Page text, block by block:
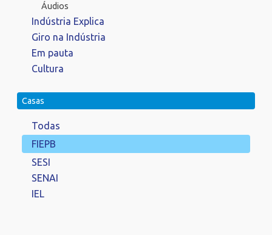
Áudios
Indústria Explica
Giro na Indústria
Em pauta
Cultura
Casas
Todas
FIEPB
SESI
SENAI
IEL